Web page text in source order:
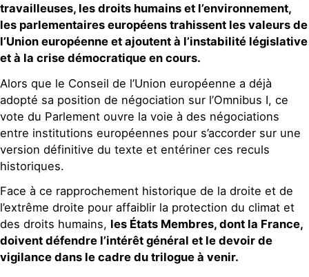
travailleuses, les droits humains et l’environnement,
les parlementaires européens trahissent les valeurs de
l’Union européenne et ajoutent à l’instabilité législative
et à la crise démocratique en cours.
Alors que le Conseil de l’Union européenne a déjà
adopté sa position de négociation sur l’Omnibus I, ce
vote du Parlement ouvre la voie à des négociations
entre institutions européennes pour s’accorder sur une
version définitive du texte et entériner ces reculs
historiques.
Face à ce rapprochement historique de la droite et de
l’extrême droite pour affaiblir la protection du climat et
des droits humains, les États Membres, dont la France,
doivent défendre l’intérêt général et le devoir de
vigilance dans le cadre du trilogue à venir.